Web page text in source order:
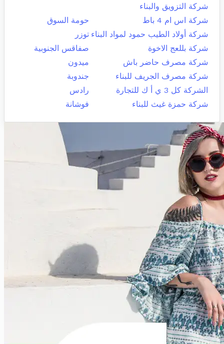
شركة التزويق والبناء
شركة اس ام 4 باط
حومة السوق
شركة أولاد الطيب حمود لمواد البناء توزر
شركة بللعج الاخوة
صفاقس الجنوبية
شركة مصرف حاضر باش
ميدون
شركة مصرف الجريف للبناء
جندوبة
الشركة كل 3 ي أ ك للتجارة
رادس
شركة حمزة غيث للبناء
فوشانة